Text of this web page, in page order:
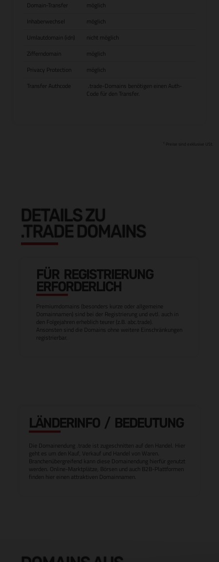
Domain-Transfer
möglich
Inhaberwechsel
möglich
Umlautdomain (idn)
nicht möglich
Zifferndomain
möglich
Privacy Protection
möglich
Transfer Authcode
.trade-Domains benötigen einen Auth-
Code für den Transfer.
Preise sind exklusive USt.
DETAILS ZU
.TRADE DOMAINS
FÜR REGISTRIERUNG
ERFORDERLICH
Premiumdomains (besonders kurze oder allgemeine
Domainnamen) sind bei der Registrierung und evtl. auch in
den Folgejahren erheblich teurer (z.B. abc.trade).
Ansonsten sind die Domains ohne weitere Einschränkungen
registrierbar.
LÄNDERINFO / BEDEUTUNG
Die Domainendung .trade ist zugeschnitten auf den Handel. Hier
geht es um den Kauf, Verkauf und Handel von Waren.
Branchenübergreifend kann diese Domainendung hierfür genutzt
werden. Online-Marktplätze, Börsen und auch B2B-Plattformen
finden hier einen attraktiven Domainnamen.